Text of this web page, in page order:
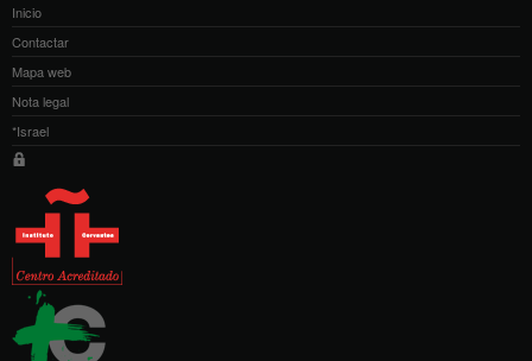
Inicio
Contactar
Mapa web
Nota legal
*Israel